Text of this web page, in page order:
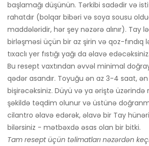
başlamağı düşünün. Tərkibi sadədir və
rahatdır (bolqar bibəri və soya sousu
maddələridir, hər şey nəzərə alınır). Tay
birləşməsi üçün bir az şirin və qoz-fındıq
tıxaclı yer fıstığı yağı da əlavə edəcəksiniz.
Bu resept vaxtından əvvəl minimal
qədər asandır. Toyuğu ən az 3-4 saat,
bişirəcəksiniz. Düyü və ya əriştə
şəkildə təqdim olunur və üstünə
cilantro əlavə edərək, əlavə bir Tay
bilərsiniz - mətbəxdə əsas olan bir bitki.
Tam resept üçün təlimatları nəzərdən